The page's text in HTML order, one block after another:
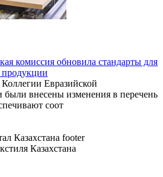
комиссия обновила стандарты для
продукции
Евразийской
были внесены изменения в перечень
соот
Казахстана